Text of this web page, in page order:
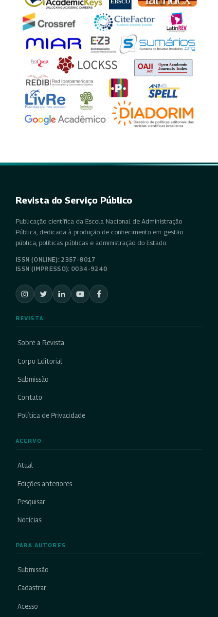
Revista do Serviço Público
Publicação científica da Escola Nacional de Administração
Pública, dedicada à produção de conhecimento em gestão
pública, políticas públicas e administração do Estado.
ISSN (ONLINE): 2357-8017
ISSN (IMPRESSO): 0034-9240
REVISTA
Sobre a Revista
Corpo Editorial
Submissão
Contato
Política de Privacidade
ACERVO
Atual
Edições anteriores
Pesquisar
Notícias
PARA AUTORES
Submissão
Cadastrar
Acesso